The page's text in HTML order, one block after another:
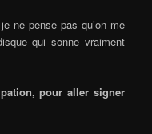
ne pense pas qu’on me
qui sonne vraiment
pour aller signer